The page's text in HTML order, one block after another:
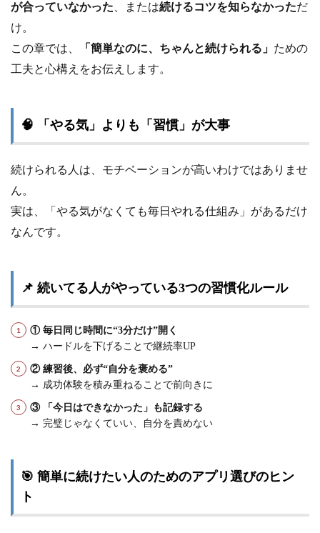
が合っていなかった 、または続けるコツを知らなかっただ
け。
この章では、
「簡単なのに、ちゃんと続けられる」 ための
工夫と心構えをお伝えします。
🧠 「やる気」よりも「習慣」が大事
続けられる人は、モチベーションが高いわけではありませ
ん。
実は、「やる気がなくても毎日やれる仕組み」があるだけ
なんです。
📌 続いてる人がやっている3つの習慣化ルール
① 毎日同じ時間に“3分だけ”開く
→ ハードルを下げることで継続率UP
② 練習後、必ず“自分を褒める”
→ 成功体験を積み重ねることで前向きに
③ 「今日はできなかった」も記録する
→ 完璧じゃなくていい、自分を責めない
🎯 簡単に続けたい人のためのアプリ選びのヒン
ト